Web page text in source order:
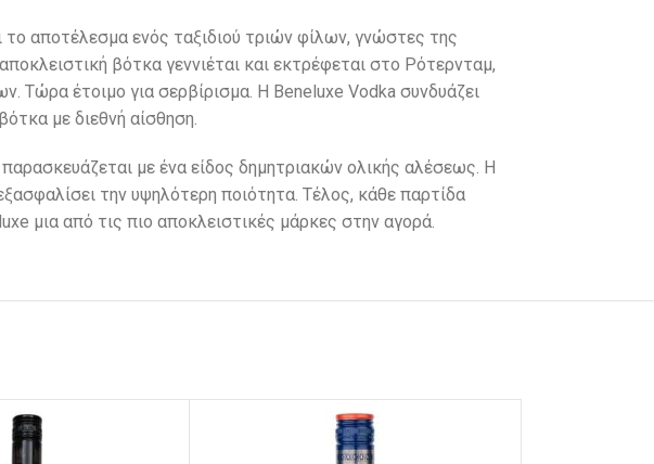
το αποτέλεσμα ενός ταξιδιού τριών φίλων, γνώστες της
βότκα γεννιέται και εκτρέφεται στο Ρότερνταμ,
Τώρα έτοιμο για σερβίρισμα. Η Beneluxe Vodka συνδυάζει
με διεθνή αίσθηση.
με ένα είδος δημητριακών ολικής αλέσεως. Η
την υψηλότερη ποιότητα. Τέλος, κάθε παρτίδα
μια από τις πιο αποκλειστικές μάρκες στην αγορά.